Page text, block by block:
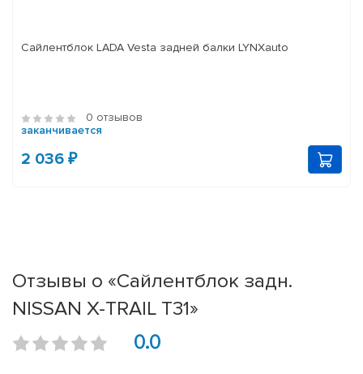
Сайлентблок LADA Vesta задней балки LYNXauto
0 отзывов
заканчивается
2 036 ₽
Отзывы о «Сайлентблок задн.
NISSAN X-TRAIL T31»
0.0